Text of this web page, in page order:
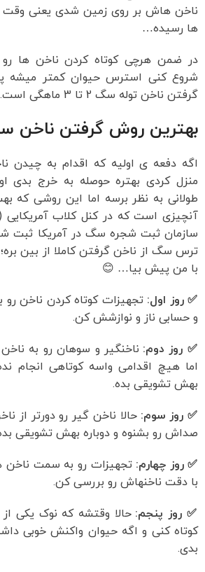
ناخن هاش بر روی زمین شدی یعنی وقت
ها رسیده…
در ضمن هرچی کوتاه کردن ناخن ها
شروع کنی استرس حیوان کمتر میشه
گرفتن ناخن توله سگ 2 تا 3 ماهگی است.
بهترین روش گرفتن ناخن
اگه دفعه ی اولیه که اقدام به چیدن
منزل کردی بهتره حوصله به خرج بدی
طولانی به نظر برسه اما این روشی که
سازمان ثبت شجره سگ در آمریکا ثبت
ترس سگ از ناخن گرفتن کاملا از بین
با من پیش بیا… 😊
✅ روز اول: تجهیزات کوتاه کردن ناخن
و حسابی ناز و نوازشش کن.
✅ روز دوم: ناخنگیر و سوهان رو به
اما هیچ اقدامی واسه کوتاهی انجام
بهش تشویقی بده.
✅ روز سوم: حالا ناخن گیر رو دورتر از
صداش رو بشنوه و دوباره بهش تشویقی
✅ روز چهارم: تجهیزات رو به سمت ناخن
با دقت ناخنهاش رو بررسی کن.
✅ روز پنجم: حالا وقتشه که نوک یکی
کوتاه کنی و اگه حیوان واکنش خوبی
بدی.